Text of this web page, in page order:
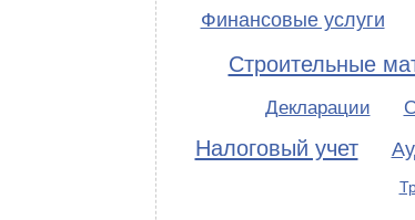
Финансовые услуги
Строительные
Декларации
Налоговый учет